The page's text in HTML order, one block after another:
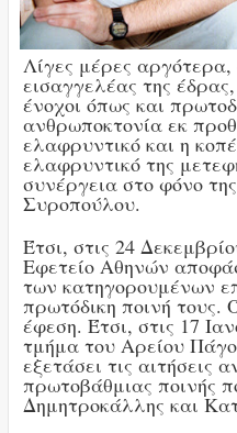
Λίγες μέρες αργότερα,
εισαγγελέας της
ένοχοι όπως και
ανθρωποκτονία εκ
ελαφρυντικό και η
ελαφρυντικό της
συνέργεια στο φόνο
Συροπούλου.
Έτσι, στις 24
Εφετείο Αθηνών
των κατηγορουμένων
πρωτόδικη ποινή τους.
έφεση. Έτσι, στις 17
τμήμα του Αρείου
εξετάσει τις αιτήσεις
πρωτοβάθμιας ποινής
Δημητροκάλλης και